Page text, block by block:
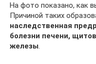
На фото показано, как
Причиной таких
наследственная
болезни печени,
железы